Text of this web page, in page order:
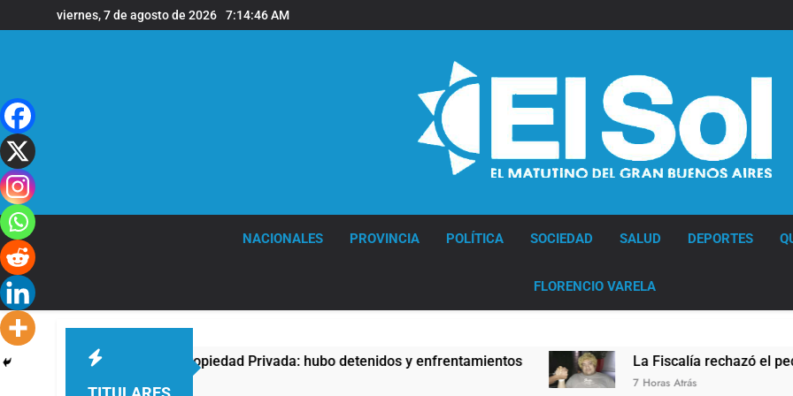
al
viernes, 7 de agosto de 2026 7:14:47 AM
NACIONALES PROVINCIA POLÍTICA SOCIEDAD SALUD DEPORTES
FLORENCIO VARELA
contra la Ley de Propiedad Privada: hubo detenidos y enfrentamientos La Fiscalía rechazó el pedido
7 Horas Atrás